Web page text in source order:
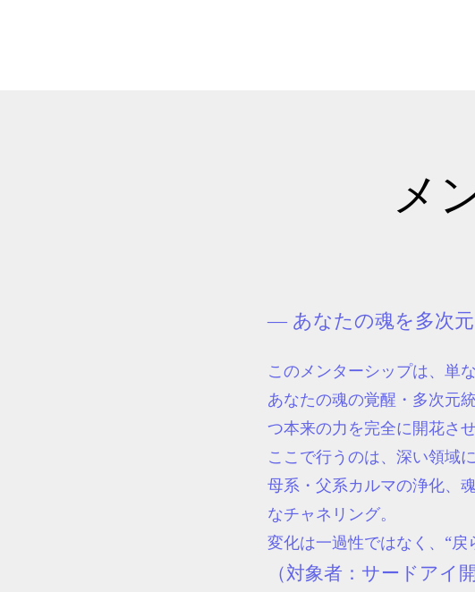
メ
― あなたの魂を多次
このメンターシップは、単
あなたの魂の覚醒・多次元
つ本来の力を完全に開花さ
ここで行うのは、深い領域
母系・父系カルマの浄化、
なチャネリング。
変化は一過性ではなく、“
（対象者：サードアイ